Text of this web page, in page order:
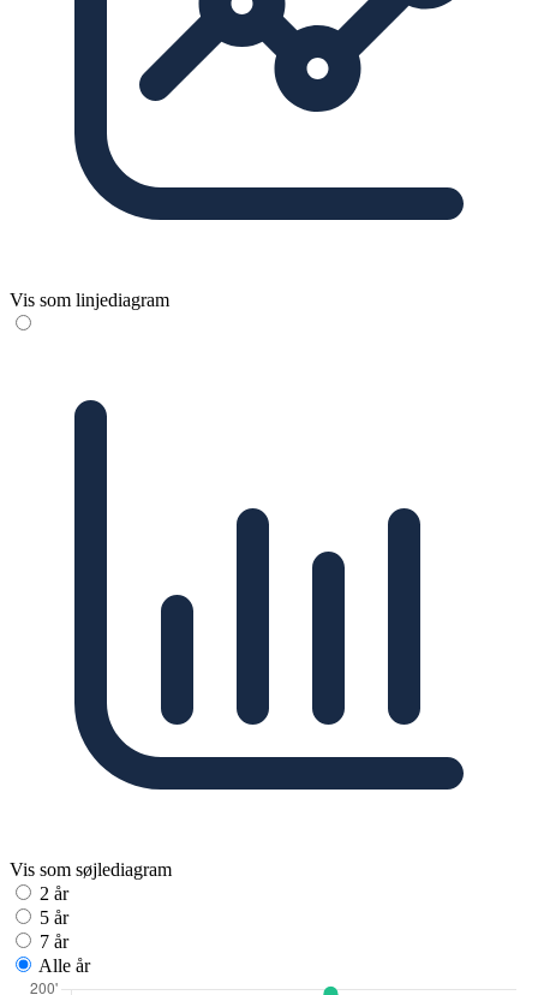
Vis som linjediagram
Vis som søjlediagram
2 år
5 år
7 år
Alle år